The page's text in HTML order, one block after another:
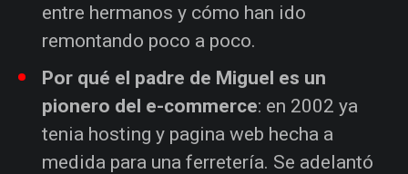
entre hermanos y cómo han ido
remontando poco a poco.
Por qué el padre de Miguel es un
pionero del e-commerce: en 2002 ya
tenia hosting y pagina web hecha a
medida para una ferretería. Se adelantó